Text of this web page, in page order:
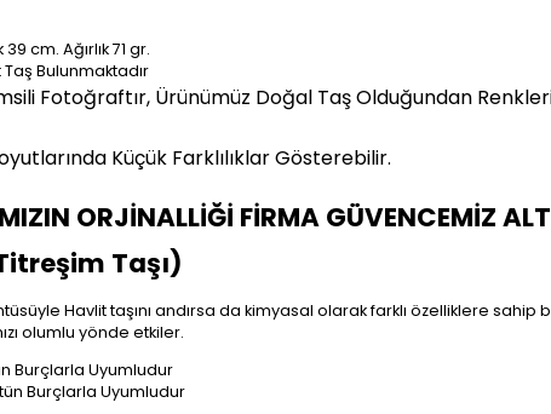
cm. Ağırlık 71 gr.
Bulunmaktadır
Fotoğraftır, Ürünümüz Doğal Taş Olduğundan
Küçük Farklılıklar Gösterebilir.
ORJİNALLİĞİ FİRMA GÜVENCEMİZ
Taşı)
Havlit taşını andırsa da kimyasal olarak farklı özelliklere sahip
olumlu yönde etkiler.
Burçlarla Uyumludur
Burçlarla Uyumludur